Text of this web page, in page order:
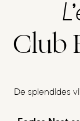
Club
De splendides